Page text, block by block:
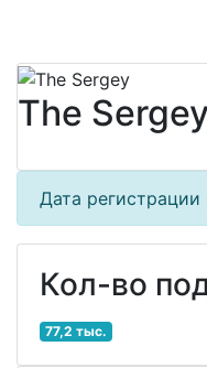
The Sergey
Дата регистрации
Кол-во
77,2 тыс.